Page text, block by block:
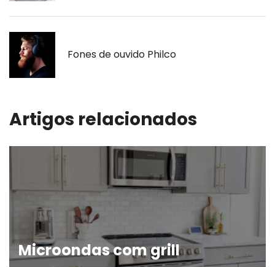
Fones de ouvido Philco
Artigos relacionados
Microondas com grill